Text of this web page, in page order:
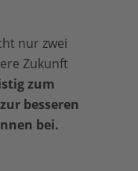
nur zwei
Zukunft
zum
besseren
bei.